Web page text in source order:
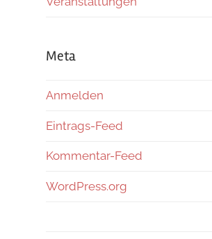
Meta
Anmelden
Eintrags-Feed
Kommentar-Feed
WordPress.org